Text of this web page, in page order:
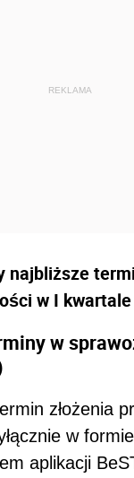
najbliższe
w I kwartale
w
złożenia
w
aplikacji